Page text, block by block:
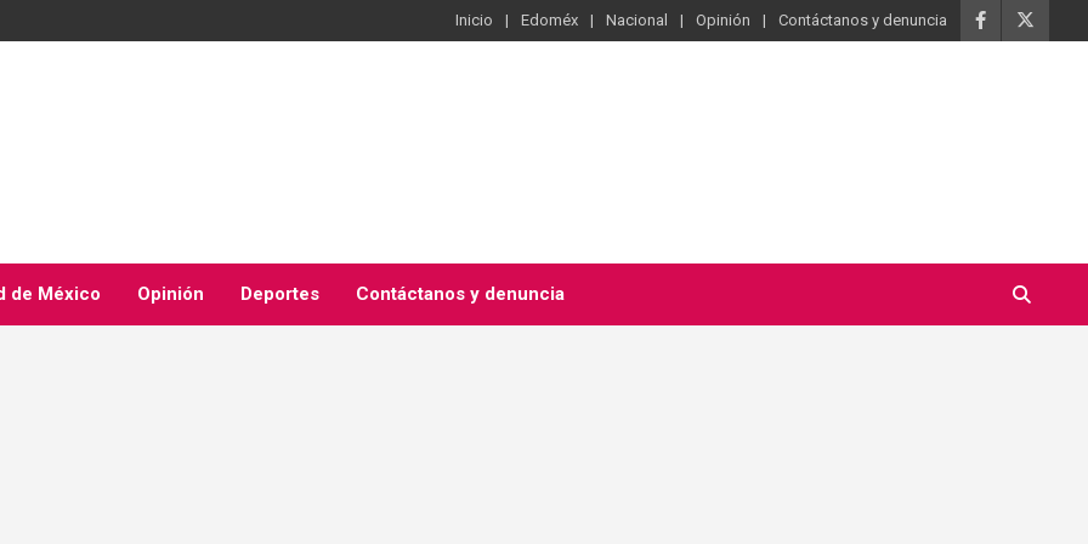
Inicio Edoméx Nacional Opinión Contáctanos y denuncia
de México Opinión Deportes Contáctanos y denuncia